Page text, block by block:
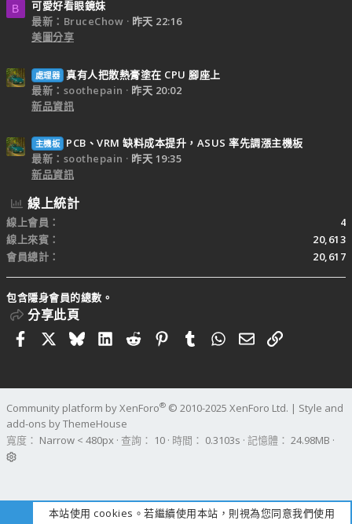
B
可愛好看眼鏡妹
最新：BruceChow
昨天 22:16
美圖分享
處理器 真有人把散熱膏塗在 CPU 腳座上
最新：soothepain
昨天 20:02
新品資訊
主機板
PCB、VRM 缺料成本提升，ASUS 率先調漲主機板
最新：soothepain
昨天 19:35
新品資訊
線上統計
線上會員
4
線上來賓
20,613
會員總計
20,617
包含隱身會員的總數。
分享此頁
FacebookBlueskyLinkedIn
RedditPinterestTumblrWhatsApp
電子郵件
連結
Community platform by XenForo® © 2010-2025 XenForo Ltd. | Style and
add-ons by ThemeHouse
寬度
查詢 10 時間 0.3103s 記憶體 24.98MB
本站使用 cookies。若繼續使用本站，則視為您同意我們使用